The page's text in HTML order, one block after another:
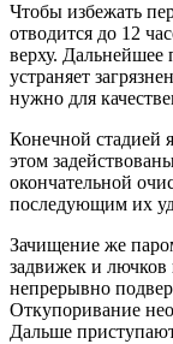
Чтобы избежать
отводится до 12
верху. Дальнейшее
устраняет
нужно для
Конечной стадией
этом
окончательной
последующим их
Зачищение же
задвижек и лючков
непрерывно
Откупоривание
Дальше